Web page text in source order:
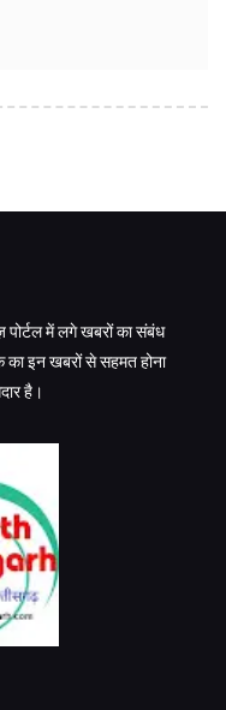
पोर्टल में लगे खबरों का संबंध
का इन खबरों से सहमत होना
है।